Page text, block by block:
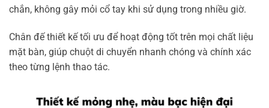
chắn, không gây mỏi cổ tay khi sử dụng trong nhiều giờ.
Chân đế thiết kế tối ưu để hoạt động tốt trên mọi chất liệu
mặt bàn, giúp chuột di chuyển nhanh chóng và chính xác
theo từng lệnh thao tác.